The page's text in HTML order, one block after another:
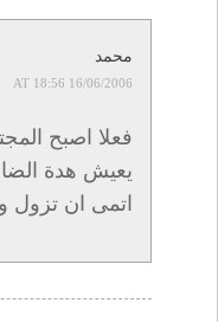
محمد
16/06/2006 AT 18:56
فعلا اصبح
يعيش هدة
اتمى ان تزول و